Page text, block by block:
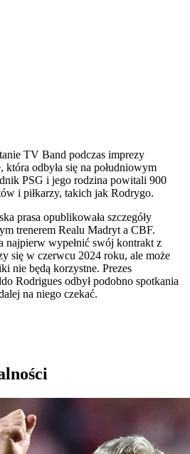
TV Band podczas imprezy
odbyła się na południowym
PSG i jego rodzina powitali 900
i piłkarzy, takich jak Rodrygo.
prasa opublikowała szczegóły
trenerem Realu Madryt a CBF.
najpierw wypełnić swój kontrakt z
się w czerwcu 2024 roku, ale może
nie będą korzystne. Prezes
Rodrigues odbył podobno spotkania
na niego czekać.